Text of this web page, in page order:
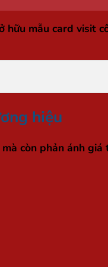
mẫu card visit
hiệu
còn phản ánh